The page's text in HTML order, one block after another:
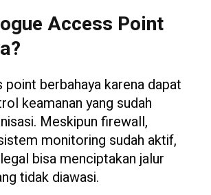
Access Point
berbahaya karena dapat
keamanan yang sudah
Meskipun firewall,
monitoring sudah aktif,
bisa menciptakan jalur
tidak diawasi.